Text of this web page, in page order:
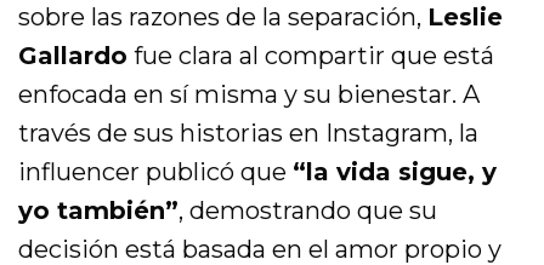
sobre las razones de la separación, Leslie
Gallardo fue clara al compartir que está
enfocada en sí misma y su bienestar. A
través de sus historias en Instagram, la
influencer publicó que “la vida sigue, y
yo también”, demostrando que su
decisión está basada en el amor propio y